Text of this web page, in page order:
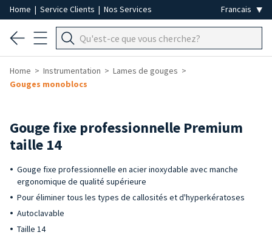
Home | Service Clients | Nos Services
Home Instrumentation
Lames de gouges
Gouges monoblocs
Gouge fixe professionnelle Premium
taille 14
Gouge fixe professionnelle en acier inoxydable avec manche
ergonomique de qualité supérieure
Pour éliminer tous les types de callosités et d'hyperkératoses
Autoclavable
Taille 14